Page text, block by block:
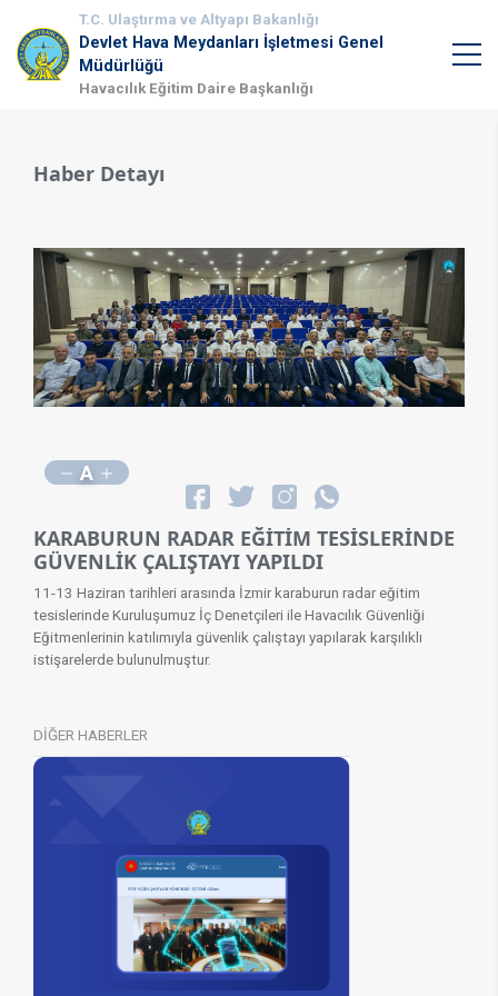
T.C. Ulaştırma ve Altyapı Bakanlığı
Devlet Hava Meydanları İşletmesi Genel
Müdürlüğü
Havacılık Eğitim Daire Başkanlığı
Haber Detayı
A
KARABURUN RADAR EĞİTİM TESİSLERİNDE
GÜVENLİK ÇALIŞTAYI YAPILDI
11-13 Haziran tarihleri arasında İzmir karaburun radar eğitim
tesislerinde Kuruluşumuz İç Denetçileri ile Havacılık Güvenliği
Eğitmenlerinin katılımıyla güvenlik çalıştayı yapılarak karşılıklı
istişarelerde bulunulmuştur.
DİĞER HABERLER